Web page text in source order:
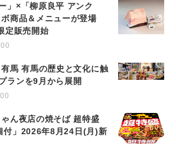
」×「柳原良平 アンク
ボ商品＆メニューが登場
定販売開始
馬 有馬の歴史と文化に触
ランを9月から展開
ゃん夜店の焼そば 超特盛
付」2026年8月24日(月)新